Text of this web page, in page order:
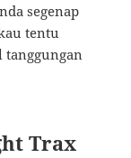
segenap
tentu
tanggungan
Trax